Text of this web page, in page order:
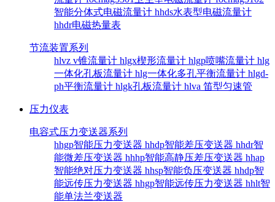
智能分体式电磁流量计 hhds水表型电磁流量计
hhdr电磁热量表
节流装置系列
hlvz v锥流量计 hlgx楔形流量计 hlgp喷嘴流量计 hlg
一体化孔板流量计 hlg一体化多孔平衡流量计 hlgd-
ph平衡流量计 hlgk孔板流量计 hlva 笛型匀速管
压力仪表
电容式压力变送器系列
hhgp智能压力变送器 hhdp智能差压变送器 hhdr智
能微差压变送器 hhhp智能高静压差压变送器 hhap
智能绝对压力变送器 hhsp智能负压变送器 hhdp智
能远传压力变送器 hhgp智能远传压力变送器 hhlt智
能单法兰变送器